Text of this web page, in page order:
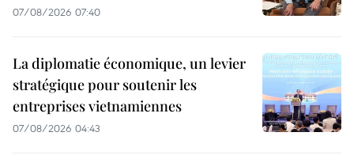
07/08/2026 07:40
La diplomatie économique, un levier
stratégique pour soutenir les
entreprises vietnamiennes
07/08/2026 04:43